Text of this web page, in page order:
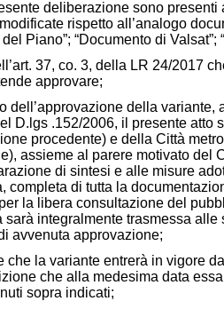
deliberazione sono
rispetto all’analogo
Piano”; “Documento di Valsat”;
37, co. 3, della LR 24/2017
approvare;
dell’approvazione della variante,
D.lgs .152/2006, il presente
procedente) e della Città
assieme al parere motivato del
di sintesi e alle misure
completa di tutta la
la libera consultazione del
sarà integralmente trasmessa
avvenuta approvazione;
che la variante entrerà in vigore
che alla medesima data
sopra indicati;